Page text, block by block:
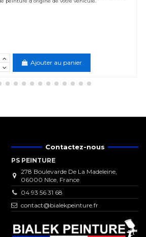
Ajouter au panier
Contactez-nous
PS PEINTURE
278 Boulevarde De La Madeleine,
06000 NIce, France
04 93 56 31 68
contact@bialekpeinture.fr